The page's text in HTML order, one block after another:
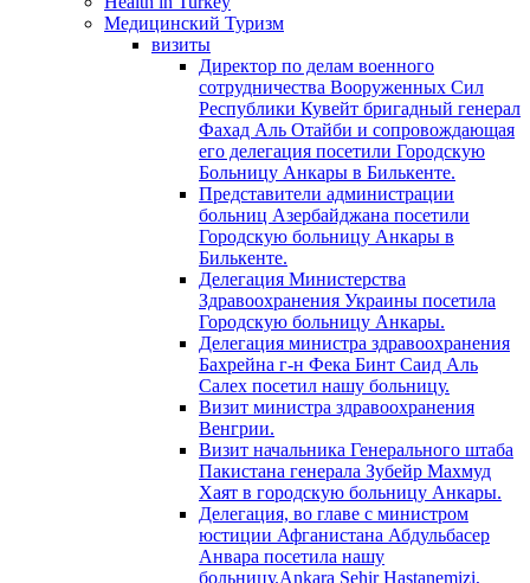
Медицинский Туризм
визиты
Директор по делам военного
сотрудничества Вооруженных Сил
Республики Кувейт бригадный генерал
Фахад Аль Отайби и сопровождающая
его делегация посетили Городскую
Больницу Анкары в Билькенте.
Представители администрации
больниц Азербайджана посетили
Городскую больницу Aнкары в
Билькенте.
Делегация Министерства
Здравоохранения Украины посетила
Городскую больницу Анкары.
Делегация министра здравоохранения
Бахрейна г-н Фека Бинт Саид Аль
Салех посетил нашу больницу.
Визит министра здравоохранения
Венгрии.
Визит начальника Генерального штаба
Пакистана генерала Зубейр Махмуд
Хаят в городскую больницу Анкары.
Делегация, во главе с министром
юстиции Афганистана Абдульбасер
Анвара посетила нашу
больницу.Ankara Şehir Hastanemizi,